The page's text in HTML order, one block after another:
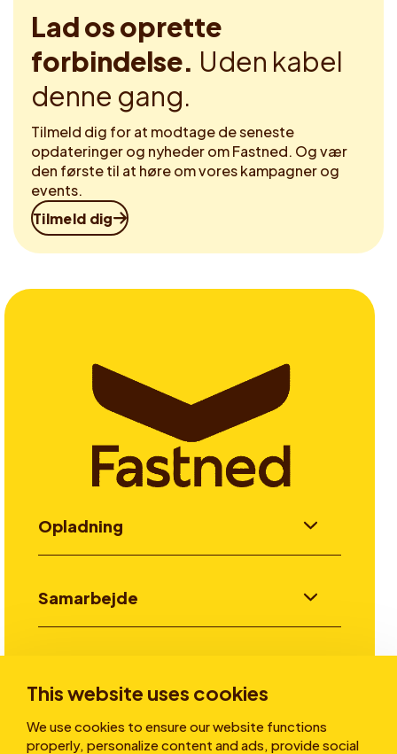
This website uses cookies
We use cookies to ensure our website functions
properly, personalize content and ads, provide social
Lad os oprette
forbindelse. Uden kabel
denne gang.
Tilmeld dig for at modtage de seneste
opdateringer og nyheder om Fastned. Og vær
den første til at høre om vores kampagner og
events.
Tilmeld dig
Opladning
Samarbejde
Historier